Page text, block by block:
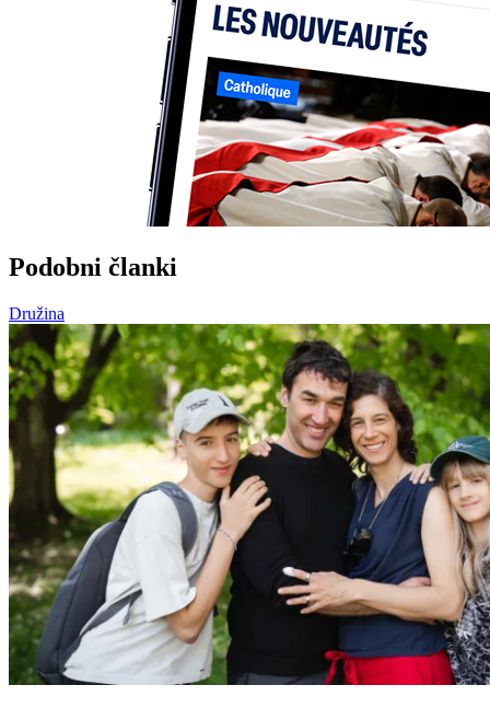
Podobni članki
Družina